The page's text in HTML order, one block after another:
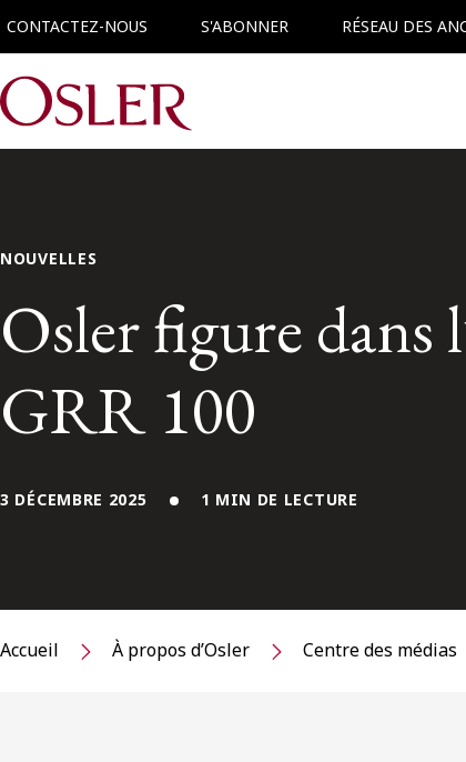
CONTACTEZ-NOUS S'ABONNER RÉSEAU DES
Main Navigation
NOUVELLES
Osler figure dans
GRR 100
3 DÉCEMBRE 2025 1 MIN DE LECTURE
Accueil À propos d’Osler Centre des médias